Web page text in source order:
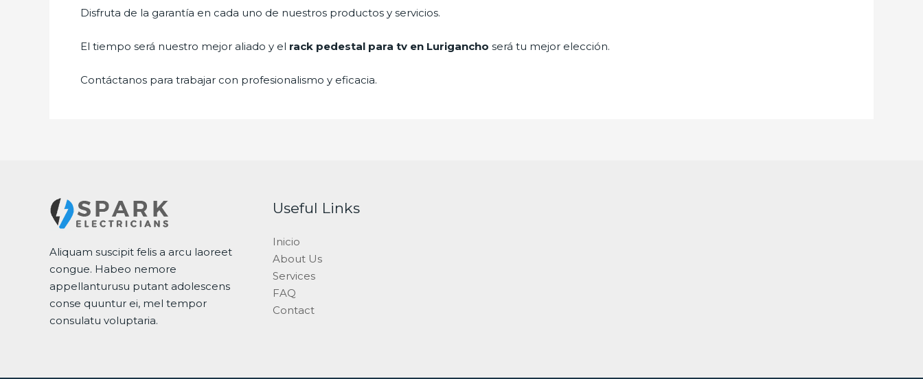
Disfruta de la garantía en cada uno de nuestros productos y servicios.
El tiempo será nuestro mejor aliado y el rack pedestal para tv en Lurigancho será tu mejor elección.
Contáctanos para trabajar con profesionalismo y eficacia.
Aliquam suscipit felis a arcu laoreet
congue. Habeo nemore
appellanturusu putant adolescens
conse quuntur ei, mel tempor
consulatu voluptaria.
Useful Links
Inicio
About Us
Services
FAQ
Contact